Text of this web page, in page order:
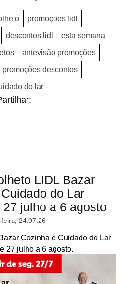
promoções lidl
descontos lidl esta semana
antevisão promoções
promoções descontos
do lar
LIDL Bazar
do Lar
julho a 6 agosto
feira, 24.07.26
Cozinha e Cuidado do Lar
27 julho a 6 agosto,